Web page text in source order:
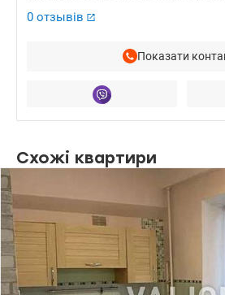
нерухомості, що дозволяє отримати
0 отзывів
Показати
Схожі квартири